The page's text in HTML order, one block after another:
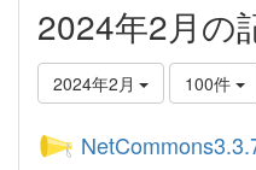
2024年2月の
2024年2月 100件